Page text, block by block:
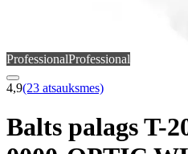
ProfessionalProfessional
4,9(23 atsauksmes)
Balts palags T-